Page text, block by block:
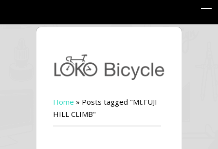
Home » Posts tagged "Mt.FUJI
HILL CLIMB"